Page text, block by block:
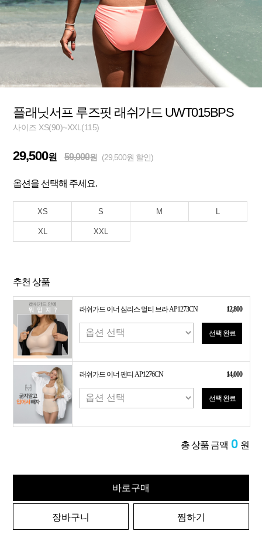
플래닛서프 루즈핏 래쉬가드 UWT015BPS
사이즈 XS(90)~XXL(115)
29,500원 59,000원 (29,500원 할인)
옵션을 선택해 주세요.
XS S M L
XL XXL
추천 상품
래쉬가드 이너 심리스 멀티 브라 AP1273CN 12,800
선택 완료
래쉬가드 이너 팬티 AP1276CN 14,000
선택 완료
총 상품 금액 0 원
바로구매
장바구니 찜하기